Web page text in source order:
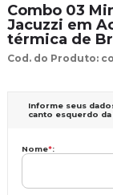
Combo 03
Jacuzzi em
térmica de
Cod. do Produto:
Informe seus
canto esquerdo da
Nome*: